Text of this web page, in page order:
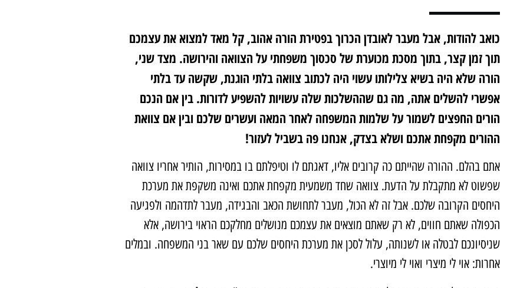
כואב להודות, אבל מעבר לאובדן הכרוך בפטירת הורה אהוב, קל מאד למצוא את עצמכם
תוך זמן קצר, בתוך מסכת מכוערת של סכסוך משפחתי על הצוואה והירושה. מצד שני,
הורה שלא היה בשיא צלילותו עשוי היה לכתוב צוואה בלתי הוגנת, שקשה עד בלתי
אפשרי להשלים אתה, מה גם שההשלכות שלה עשויות להשפיע לדורות. בין אם הנכם
הורים החפצים לשמור על שלמות המשפחה לאחר המאה ועשרים שלכם ובין אם צוואת
ההורים מקפחת אתכם ושלא בצדק, אנחנו פה בשביל לעזור!
אתם בהלם. ההורה שהייתם כה קרובים אליו, דאגתם לו וטיפלתם בו במסירות, הותיר אחריו צוואה
שפשוט לא מתקבלת על הדעת. צוואה שחד משמעית מקפחת אתכם ואינה משקפת את מערכת
היחסים הקרובה שלכם. אבל זה לא הכול, מעבר לתחושת הכאב והבגידה, מעבר לתדהמה ולפגיעה
הכפולה שאתם חווים, לא רק שאתם מוצאים את עצמכם מנושלים מחלקכם הראוי בירושה, אלא
שניסיונכם לבטלה או לשנותה, עלול לסכן את מערכת היחסים שלכם עם שאר בני המשפחה. ובמלים
אחרות: אוי לי מיצרי ואוי לי מיוצרי.